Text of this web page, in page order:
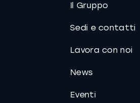
Il Gruppo
Sedi e contatti
Lavora con noi
News
Eventi